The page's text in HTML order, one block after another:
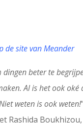
de site van Meander
dingen beter te
Al is het ook oké
weten is ook weten!
Rashida Boukhizou,